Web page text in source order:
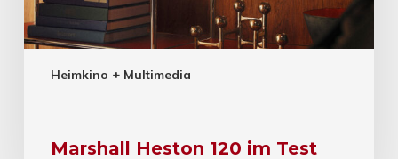
Heimkino + Multimedia
Marshall Heston 120 im Test